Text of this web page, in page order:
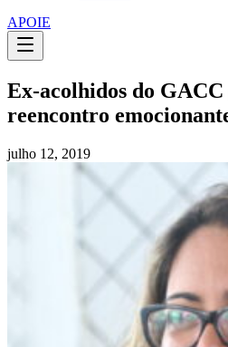
APOIE
Ex-acolhidos do
reencontro
julho 12, 2019